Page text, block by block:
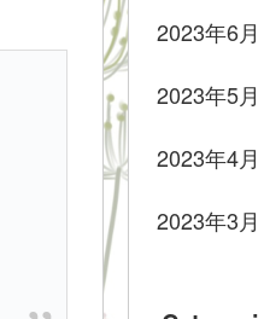
2023年6月
2023年5月
2023年4月
2023年3月